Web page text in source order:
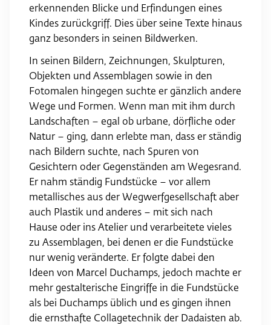
erkennenden Blicke und Erfindungen eines
Kindes zurückgriff. Dies über seine Texte hinaus
ganz besonders in seinen Bildwerken.
In seinen Bildern, Zeichnungen, Skulpturen,
Objekten und Assemblagen sowie in den
Fotomalen hingegen suchte er gänzlich an­dere
Wege und Formen. Wenn man mit ihm durch
Landschaften – egal ob urbane, dörfliche oder
Natur – ging, dann erlebte man, dass er ständig
nach Bildern suchte, nach Spuren von
Gesichtern oder Gegenständen am Wegesrand.
Er nahm ständig Fundstücke – vor allem
metallisches aus der Wegwerfgesellschaft aber
auch Plastik und anderes – mit sich nach
Hause oder ins Atelier und verarbeitete vieles
zu Assemblagen, bei denen er die Fundstücke
nur wenig veränderte. Er folgte dabei den
Ideen von Marcel Duchamps, jedoch machte er
mehr gestalterische Eingriffe in die Fundstücke
als bei Duchamps üblich und es gingen ihnen
die ernsthafte Collagetechnik der Dadaisten ab.